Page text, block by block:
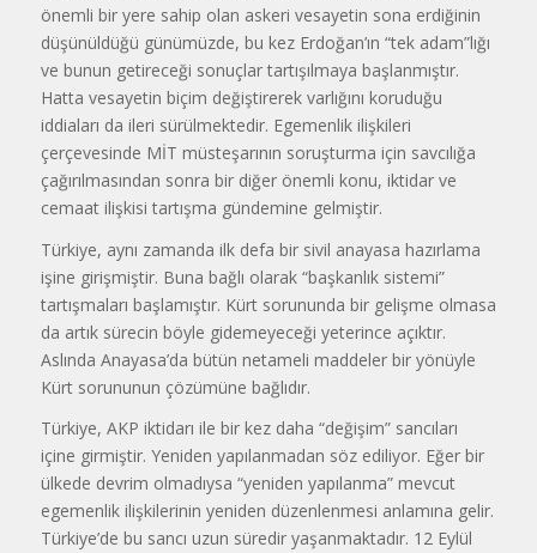
önemli bir yere sahip olan askeri vesayetin sona erdiğinin
düşünüldüğü günümüzde, bu kez Erdoğan’ın “tek adam”lığı
ve bunun getireceği sonuçlar tartışılmaya başlanmıştır.
Hatta vesayetin biçim değiştirerek varlığını koruduğu
iddiaları da ileri sürülmektedir. Egemenlik ilişkileri
çerçevesinde MİT müsteşarının soruşturma için savcılığa
çağırılmasından sonra bir diğer önemli konu, iktidar ve
cemaat ilişkisi tartışma gündemine gelmiştir.
Türkiye, aynı zamanda ilk defa bir sivil anayasa hazırlama
işine girişmiştir. Buna bağlı olarak “başkanlık sistemi”
tartışmaları başlamıştır. Kürt sorununda bir gelişme olmasa
da artık sürecin böyle gidemeyeceği yeterince açıktır.
Aslında Anayasa’da bütün netameli maddeler bir yönüyle
Kürt sorununun çözümüne bağlıdır.
Türkiye, AKP iktidarı ile bir kez daha “değişim” sancıları
içine girmiştir. Yeniden yapılanmadan söz ediliyor. Eğer bir
ülkede devrim olmadıysa “yeniden yapılanma” mevcut
egemenlik ilişkilerinin yeniden düzenlenmesi anlamına gelir.
Türkiye’de bu sancı uzun süredir yaşanmaktadır. 12 Eylül